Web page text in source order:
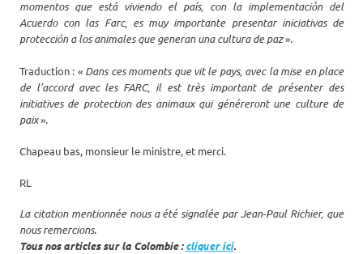
momentos que está viviendo el país, con la implementación del
Acuerdo con las Farc, es muy importante presentar iniciativas de
protección a los animales que generan una cultura de paz».
Traduction : « Dans ces moments que vit le pays, avec la mise en place
de l’accord avec les FARC, il est très important de présenter des
initiatives de protection des animaux qui généreront une culture de
paix».
Chapeau bas, monsieur le ministre, et merci.
RL
La citation mentionnée nous a été signalée par Jean-Paul Richier, que
nous remercions.
Tous nos articles sur la Colombie :cliquer ici.